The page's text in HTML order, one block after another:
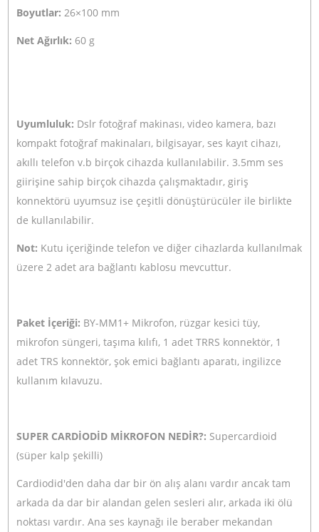
olmasına rağmen, kayıt sırasında cihazınıza fazla ağırlık
yapmayacaktır.
kullanırken mikrofonun sesini canlı olarak duyabilirsiniz.
Sökülebilir Rycote® Lyre® şok yuvası, titreşimlerden ve
kamera kullanımından kaynaklanan gürültüyü etkili bir
şekilde ortadan kaldırarak güvenilir ve sağlam bir yapı
sağlar.
- Akıllı telefonlar, tabletler, DSLR'ler, video kameralar,
bilgisayarlar, ses kayıt cihazları ve daha birçok cihazla
- Süper Kardioid kondenser shotgun mikrofon
- Geliştirilmiş hassasiyet ve sinyal/gürültü oranı
- 3.5 mm kulaklık çıkışı
Dönüştürücü: Electret Condenser